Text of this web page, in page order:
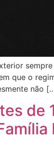
que o
não
de